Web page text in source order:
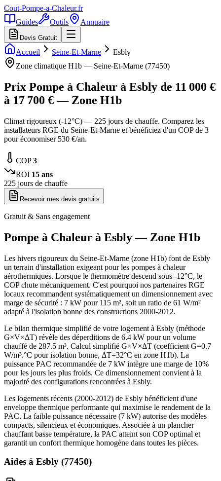
Cout-Pompe-a-Chaleur.fr
Guides
Outils Annuaire
Devis Gratuit
Accueil Seine-Et-Marne
Esbly
Zone climatique H1b — Seine-Et-Marne (77450)
Prix Pompe à Chaleur à Esbly de 11 000 €
à 17 700 € — Zone H1b
Climat rigoureux (-12°C) — 225 jours de chauffe. Comparez les
installateurs RGE du Seine-Et-Marne et bénéficiez d'un COP de 3
pour économiser 530 €/an.
COP3
ROI 15 ans
225 jours de chauffe
Recevoir mes devis gratuits
Gratuit & Sans engagement
Pompe à Chaleur à Esbly— Zone H1b
Les hivers rigoureux du Seine-Et-Marne (zone H1b) font de Esbly
un terrain d'installation exigeant pour les pompes à chaleur
aérothermiques. Lorsque le thermomètre descend sous -12°C, le
COP chute mécaniquement. C'est pourquoi nos partenaires RGE
locaux recommandent systématiquement un dimensionnement avec
marge de sécurité : 7 kW pour 115 m², soit un ratio de 61 W/m²
adapté à l'isolation bonne des constructions 2000-2012.
Le bilan thermique simplifié de votre logement à Esbly (méthode
G×V×ΔT) révèle des déperditions de 6.4 kW pour un volume
chauffé de 287.5 m³. Calcul simplifié G×V×ΔT (coefficient G=0.7
W/m³.°C pour isolation bonne, ΔT=32°C en zone H1b). La
puissance PAC recommandée de 7 kW intègre une marge de 10%
pour les jours les plus froids. Ce dimensionnement convient à la
majorité des configurations rencontrées à Esbly.
Les logements récents (2000-2012) de Esbly bénéficient d'une
enveloppe thermique performante qui maximise le rendement de la
PAC. La faible puissance nécessaire (7 kW) autorise des modèles
compacts, silencieux et économiques. Associée à un plancher
chauffant basse température, la PAC atteint son COP optimal et
garantit un confort thermique homogène dans toutes les pièces.
Aides à Esbly (77450)